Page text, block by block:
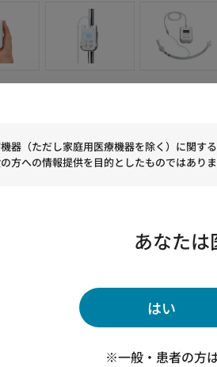
トローラ
ローラ SmartCuff 紹介動
を動画で紹介します。
器（ただし家庭用医療機器を除く）に関す
方への情報提供を目的としたものではあり
あなたは
はい
※一般・患者の方